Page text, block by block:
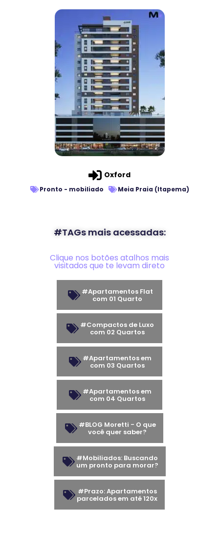
Oxford
Pronto - mobiliado Meia Praia (Itapema)
#TAGs mais acessadas:
Clique nos botões atalhos mais
visitados que te levam direto
#Apartamentos Flat
com 01 Quarto
#Compactos de Luxo
com 02 Quartos
#Apartamentos em
com 03 Quartos
#Apartamentos em
com 04 Quartos
#BLOG Moretti - O que
você quer saber?
#Mobiliados: Buscando
um pronto para morar?
#Prazo: Apartamentos
parcelados em até 120x